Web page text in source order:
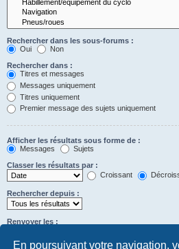
En poursuivant votre navigation,
Rechercher dans les sous-forums :
Oui
Non
Rechercher dans :
Titres et messages
Messages uniquement
Titres uniquement
Premier message des sujets uniquement
Afficher les résultats sous forme de :
Messages
Sujets
Classer les résultats par :
Croissant
Rechercher depuis :
Renvoyer les :